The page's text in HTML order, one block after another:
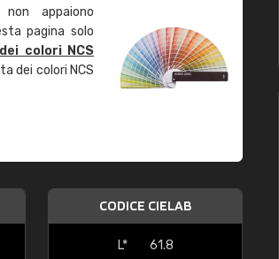
appaiono
pagina solo
colori NCS
dei colori NCS
CODICE CIELAB
L*
61.8
"buon servizio"